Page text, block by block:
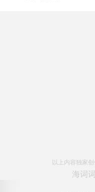
以上内容独家
海词